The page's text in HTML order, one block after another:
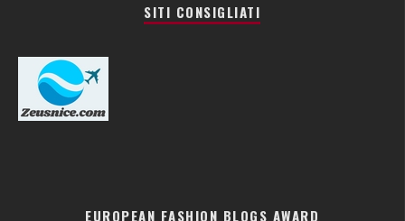
SITI CONSIGLIATI
EUROPEAN FASHION BLOGS AWARD